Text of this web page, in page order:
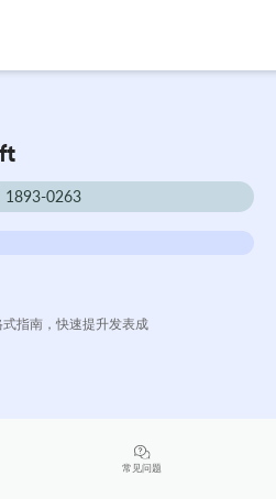
1893-0263
指南，快速提升发表成
常见问题